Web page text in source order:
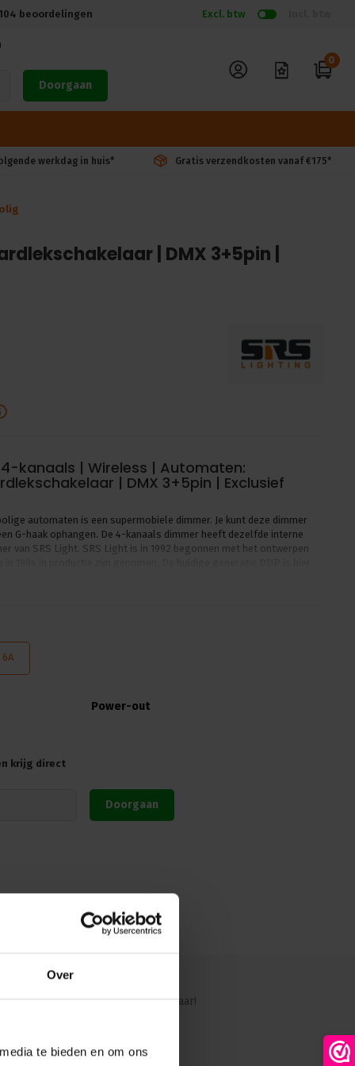
Over
te bieden en om ons
104 beoordelingen Excl. btw
Doorgaan
0
werkdag in huis* Gratis verzendkosten vanaf €175*
| DMX 3+5pin |
4-kanaals | Wireless | Automaten:
| DMX 3+5pin | Exclusief
automaten is een supermobiele dimmer. Je kunt deze dimmer
G-haak ophangen. De 4-kanaals dimmer heeft dezelfde interne
van SRS Light. SRS Light is in 1992 begonnen met het ontwerpen
zich door een slim koelsysteem en zijn geschikt is voor
2 jaar garantie.
DMX
3p Socapex Harting
6A
Power-out
krijg direct
Doorgaan
Ons team staat graag voor je klaar!